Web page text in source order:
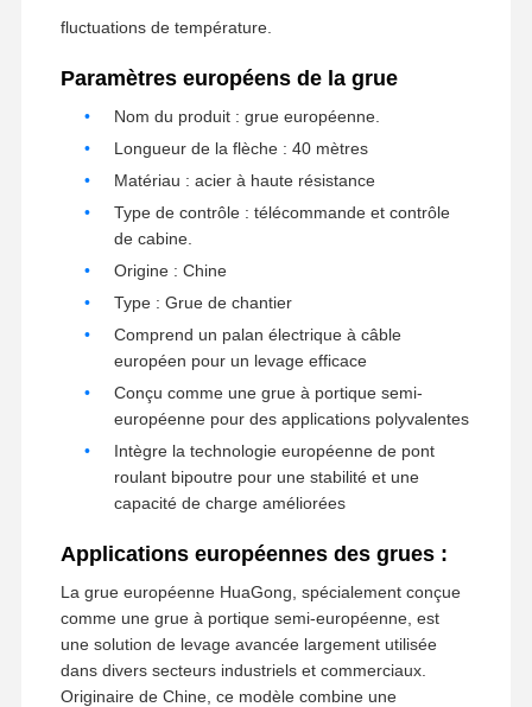
Maintenant
Tambour de câble métallique
Crochet à grue
Chariot d'extrémité
Bloc de poulie de grue
Moteur à engrenages et frein
Appareils de levage
Accessoires de grue
fluctuations de température.
Paramètres européens de la grue
Nom du produit : grue européenne.
Longueur de la flèche : 40 mètres
Matériau : acier à haute résistance
Type de contrôle : télécommande et contrôle
de cabine.
Origine : Chine
Type : Grue de chantier
Comprend un palan électrique à câble
européen pour un levage efficace
Conçu comme une grue à portique semi-
européenne pour des applications polyvalentes
Intègre la technologie européenne de pont
roulant bipoutre pour une stabilité et une
capacité de charge améliorées
Applications européennes des grues :
La grue européenne HuaGong, spécialement conçue
comme une grue à portique semi-européenne, est
une solution de levage avancée largement utilisée
dans divers secteurs industriels et commerciaux.
Originaire de Chine, ce modèle combine une